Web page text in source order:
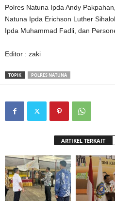
Polres Natuna Ipda Andy
Natuna Ipda Erichson Luther
Ipda Muhammad Fadli, dan
Editor : zaki
TOPIK POLRES NATUNA
ARTIKEL TERKAIT